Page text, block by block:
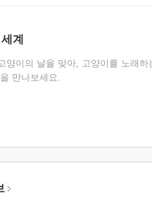
계
양이의 날을 맞아, 고양이를 노래하
만나보세요.